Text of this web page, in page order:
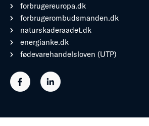
forbrugereuropa.dk
forbrugerombudsmanden.dk
naturskaderaadet.dk
energianke.dk
fødevarehandelsloven (UTP)